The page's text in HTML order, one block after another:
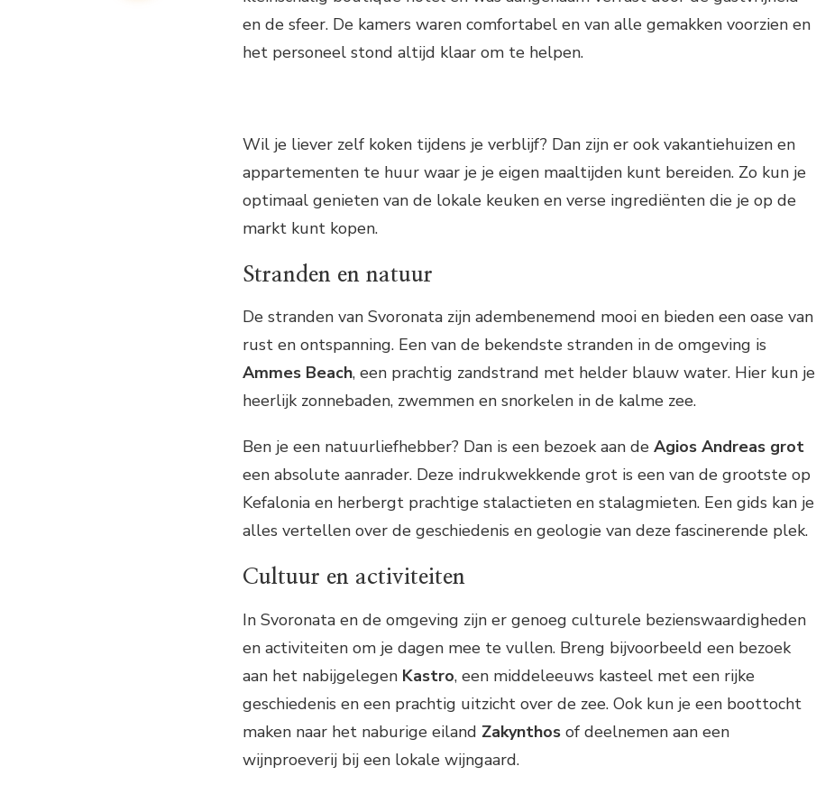
en de sfeer. De kamers waren comfortabel en van alle gemakken voorzien en
het personeel stond altijd klaar om te helpen.
Wil je liever zelf koken tijdens je verblijf? Dan zijn er ook vakantiehuizen en
appartementen te huur waar je je eigen maaltijden kunt bereiden. Zo kun je
optimaal genieten van de lokale keuken en verse ingrediënten die je op de
markt kunt kopen.
Stranden en natuur
De stranden van Svoronata zijn adembenemend mooi en bieden een oase van
rust en ontspanning. Een van de bekendste stranden in de omgeving is
Ammes Beach, een prachtig zandstrand met helder blauw water. Hier kun je
heerlijk zonnebaden, zwemmen en snorkelen in de kalme zee.
Ben je een natuurliefhebber? Dan is een bezoek aan de Agios Andreas grot
een absolute aanrader. Deze indrukwekkende grot is een van de grootste op
Kefalonia en herbergt prachtige stalactieten en stalagmieten. Een gids kan je
alles vertellen over de geschiedenis en geologie van deze fascinerende plek.
Cultuur en activiteiten
In Svoronata en de omgeving zijn er genoeg culturele bezienswaardigheden
en activiteiten om je dagen mee te vullen. Breng bijvoorbeeld een bezoek
aan het nabijgelegen Kastro, een middeleeuws kasteel met een rijke
geschiedenis en een prachtig uitzicht over de zee. Ook kun je een boottocht
maken naar het naburige eiland Zakynthos of deelnemen aan een
wijnproeverij bij een lokale wijngaard.